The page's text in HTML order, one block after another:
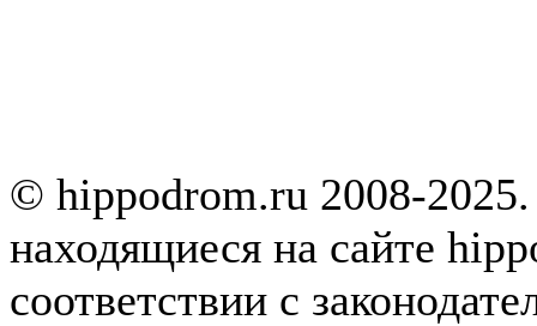
© hippodrom.ru 2008-
находящиеся на сайте
соответствии с